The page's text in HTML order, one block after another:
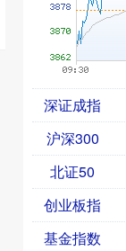
深证成指
沪深300
北证50
创业板指
基金指数